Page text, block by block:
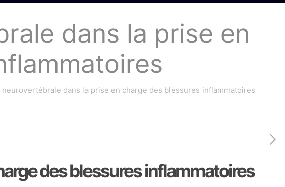
dans la prise en
neurovertébrale dans la prise en charge des blessures inflammatoires
des blessures inflammatoires